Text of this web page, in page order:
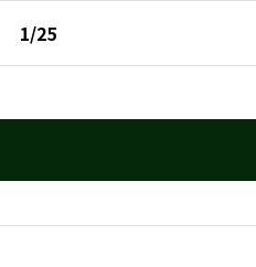
1/25